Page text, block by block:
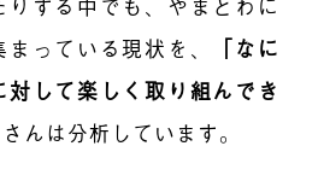
っている現状を、
「なに
して楽しく取り組んでき
んは分析しています。